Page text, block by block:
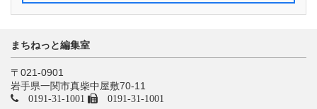
まちねっと編集室
〒021-0901
岩手県一関市真柴中屋敷70-11
0191-31-1001 0191-31-1001